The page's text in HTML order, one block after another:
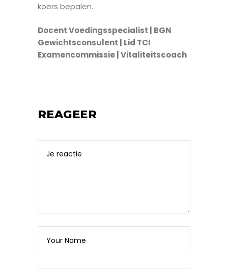
koers bepalen.
Docent Voedingsspecialist | BGN
Gewichtsconsulent | Lid TCI
Examencommissie | Vitaliteitscoach
REAGEER